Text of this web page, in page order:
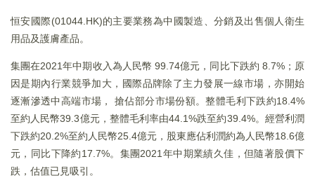
恒安國際(01044.HK)的主要業務為中國製造、分銷及出售個人衛生
用品及護膚產品。
集團在2021年中期收入為人民幣 99.74億元，同比下跌約 8.7%；原
因是期內行業競爭加大，國際品牌除了主力發展一線市場，亦開始
逐漸滲透中高端市場， 搶佔部分市場份額。整體毛利下跌約18.4%
至約人民幣39.3億元，整體毛利率由44.1%跌至約39.4%。經營利潤
下跌約20.2%至約人民幣25.4億元，股東應佔利潤約為人民幣18.6億
元，同比下降約17.7%。集團2021年中期業績久佳，但隨著股價下
跌，估值已見吸引。